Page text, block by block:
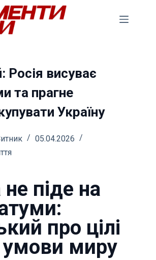
Росія висуває
та прагне
Україну
05.04.2026
не піде на
про цілі
умови миру